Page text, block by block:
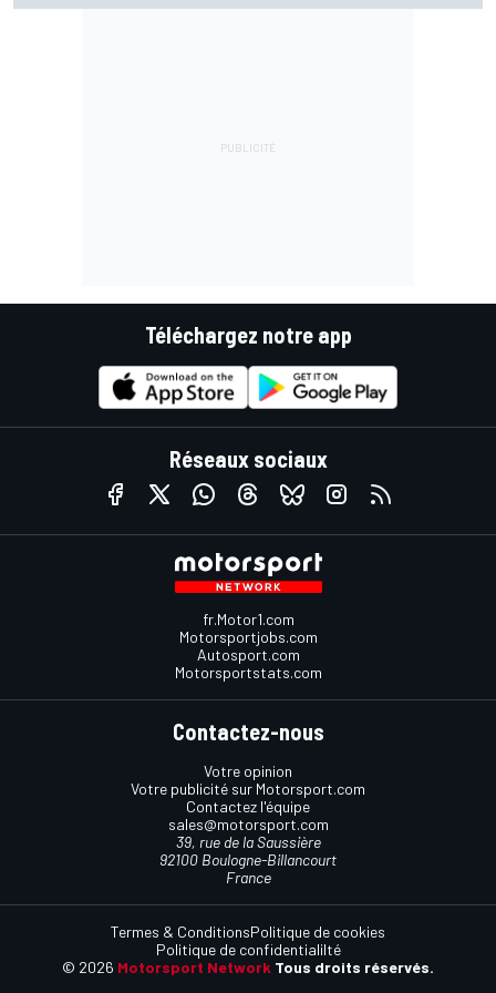
Téléchargez notre app
Réseaux sociaux
fr.Motor1.com
Motorsportjobs.com
Autosport.com
Motorsportstats.com
Contactez-nous
Votre opinion
Votre publicité sur Motorsport.com
Contactez l'équipe
sales@motorsport.com
39, rue de la Saussière
92100 Boulogne-Billancourt
France
© 2026 Motorsport Network Tous droits réservés.
Termes & ConditionsPolitique de cookies
Politique de confidentialilté